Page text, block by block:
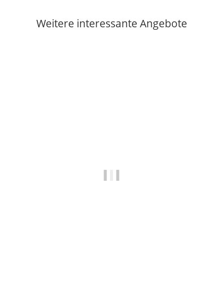
Weitere interessante Angebote